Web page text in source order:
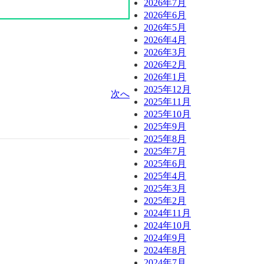
次へ
2026年7月
2026年6月
2026年5月
2026年4月
2026年3月
2026年2月
2026年1月
2025年12月
2025年11月
2025年10月
2025年9月
2025年8月
2025年7月
2025年6月
2025年4月
2025年3月
2025年2月
2024年11月
2024年10月
2024年9月
2024年8月